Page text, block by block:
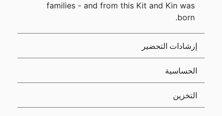
families - and from this Kit and Kin was
born.
إرشادات التحضير
الحساسية
التخزين